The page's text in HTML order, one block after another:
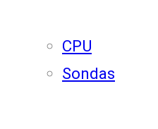
CPU
Sondas